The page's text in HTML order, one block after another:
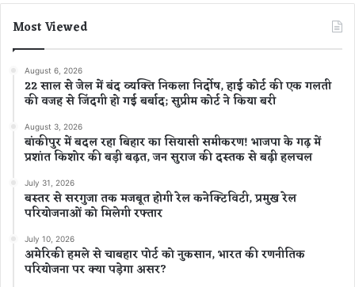
Most Viewed
August 6, 2026
22 साल से जेल में बंद व्यक्ति निकला निर्दोष, हाई कोर्ट की एक गलती
की वजह से जिंदगी हो गई बर्बाद; सुप्रीम कोर्ट ने किया बरी
August 3, 2026
बांकीपुर में बदल रहा बिहार का सियासी समीकरण! भाजपा के गढ़ में
प्रशांत किशोर की बड़ी बढ़त, जन सुराज की दस्तक से बढ़ी हलचल
July 31, 2026
बस्तर से सरगुजा तक मजबूत होगी रेल कनेक्टिविटी, प्रमुख रेल
परियोजनाओं को मिलेगी रफ्तार
July 10, 2026
अमेरिकी हमले से चाबहार पोर्ट को नुकसान, भारत की रणनीतिक
परियोजना पर क्या पड़ेगा असर?